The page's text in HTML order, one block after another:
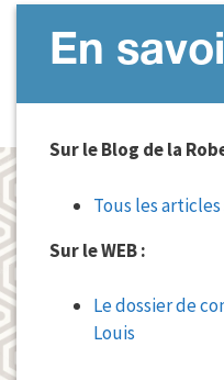
En
Sur le Blog de la
Tous les
Sur le WEB :
Le dossier de
Louis